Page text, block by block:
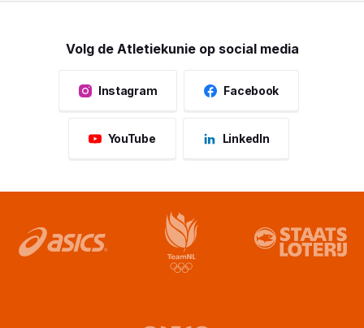
Volg de Atletiekunie op social media
Instagram Facebook
YouTube LinkedIn